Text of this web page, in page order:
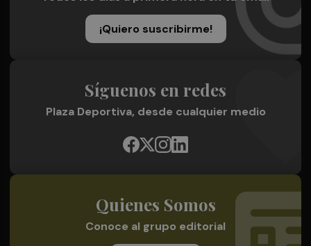
¡Quiero suscribirme!
Síguenos en redes
Plaza Deportiva, desde cualquier medio
Quienes Somos
Conoce al grupo editorial